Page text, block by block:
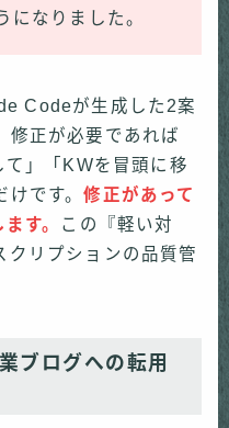
になりました。
Codeが生成した2案
修正が必要であれば
て」「KWを冒頭に移
けです。修正があって
す。 この『軽い対
クリプションの品質管
ブログへの転用